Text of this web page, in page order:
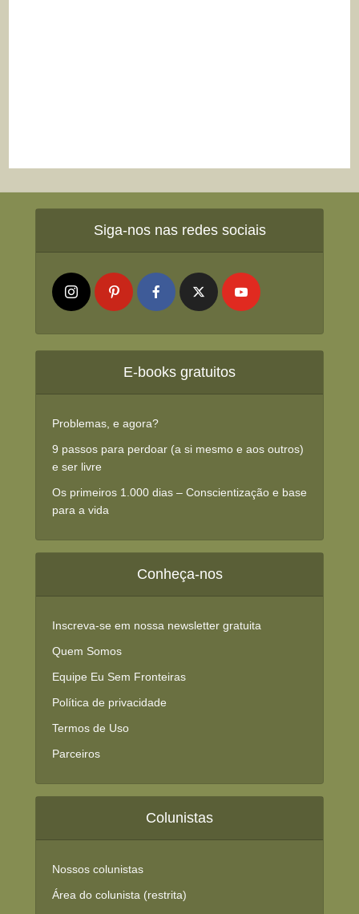
Siga-nos nas redes sociais
E-books gratuitos
Problemas, e agora?
9 passos para perdoar (a si mesmo e aos outros)
e ser livre
Os primeiros 1.000 dias – Conscientização e base
para a vida
Conheça-nos
Inscreva-se em nossa newsletter gratuita
Quem Somos
Equipe Eu Sem Fronteiras
Política de privacidade
Termos de Uso
Parceiros
Colunistas
Nossos colunistas
Área do colunista (restrita)